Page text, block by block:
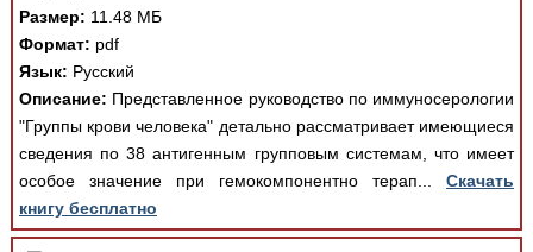
Размер: 11.48 МБ
Формат: pdf
Язык: Русский
Описание: Представленное руководство по иммуносерологии
"Группы крови человека" детально рассматривает имеющиеся
сведения по 38 антигенным групповым системам, что имеет
особое значение при гемокомпонентно терап...Скачать
книгу бесплатно